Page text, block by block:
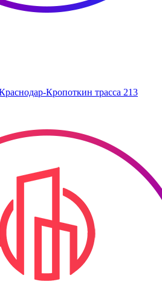
Кропоткин трасса 213